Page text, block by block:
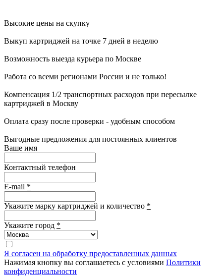
Высокие цены на скупку
Выкуп картриджей на точке 7 дней в неделю
Возможность выезда курьера по Москве
Работа со всеми регионами России и не только!
Компенсация 1/2 транспортных расходов при пересылке
картриджей в Москву
Оплата сразу после проверки - удобным способом
Выгодные предложения для постоянных клиентов
Ваше имя
Контактный телефон
E-mail *
Укажите марку картриджей и количество *
Укажите город *
Я согласен на обработку предоставленных данных
Нажимая кнопку вы соглашаетесь с условиями Политики
конфиденциальности